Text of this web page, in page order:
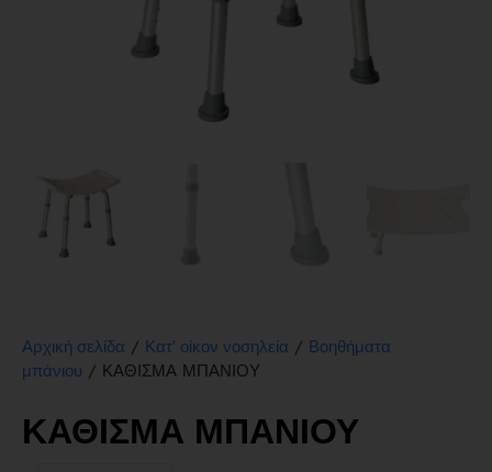
Αρχική σελίδα / Κατ' οίκον νοσηλεία / Βοηθήματα
μπάνιου / ΚΑΘΙΣΜΑ ΜΠΑΝΙΟΥ
ΚΑΘΙΣΜΑ ΜΠΑΝΙΟΥ